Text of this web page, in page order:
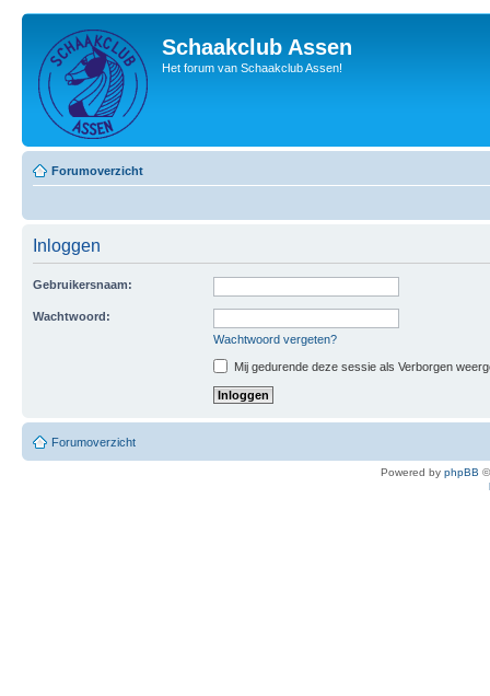
Schaakclub Assen
Het forum van Schaakclub Assen!
Forumoverzicht
Inloggen
Gebruikersnaam:
Wachtwoord:
Wachtwoord vergeten?
Mij gedurende deze sessie als Verborgen
Forumoverzicht
Powered by phpBB